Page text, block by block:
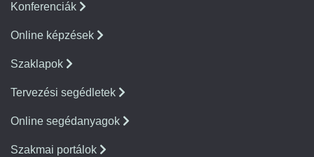
Konferenciák
Online képzések
Szaklapok
Tervezési segédletek
Online segédanyagok
Szakmai portálok